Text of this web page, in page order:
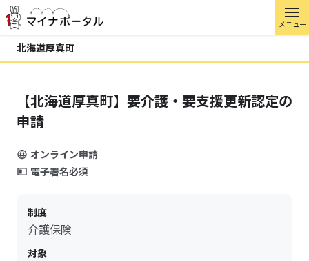
メニュー
北海道厚真町
【北海道厚真町】要介護・要支援更新認定の
申請
オンライン申請
電子署名必須
制度
介護保険
対象